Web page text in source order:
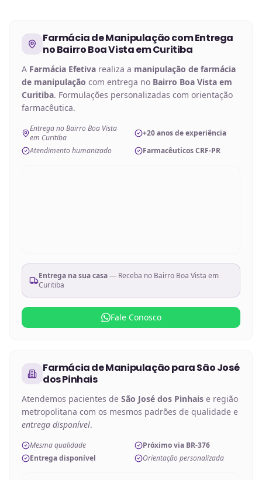
Farmácia de Manipulaçãocom Entrega
noBairro Boa Vista em Curitiba
A Farmácia Efetiva realiza a manipulação de farmácia
de manipulação com entrega no Bairro Boa Vista em
Curitiba. Formulações personalizadas com orientação
farmacêutica.
Entrega no Bairro Boa Vista
em Curitiba
+20 anos de experiência
Atendimento humanizado
Farmacêuticos CRF-PR
Entrega na sua casa— Receba no Bairro Boa Vista em
Curitiba
Fale Conosco
Farmácia de ManipulaçãoparaSão José
dos Pinhais
Atendemos pacientes de São José dos Pinhais e região
metropolitana com os mesmos padrões de qualidade e
entrega disponível.
Mesma qualidade
Próximo via BR-376
Entrega disponível
Orientação personalizada